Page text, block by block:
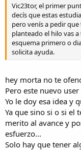
Vic23tor, el primer
decís que estas
pero venís a pedir
planteado el hilo vas
esquema primero o
solicita ayuda.
hey morta no te
Pero este nuevo
Yo le doy esa idea y
Ya que sino si o si el
merito al avance y
esfuerzo...
Solo hay que tener